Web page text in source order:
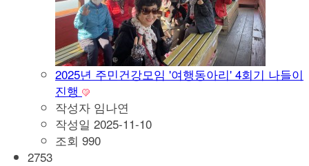
2025년 주민건강모임 '여행동아리' 4회기 나들이
진행
작성자 임나연
작성일 2025-11-10
조회 990
2753